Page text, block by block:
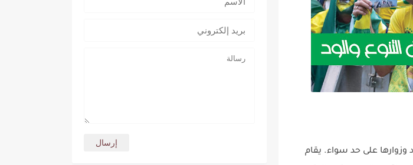
وزوارها على حد سواء. يقام